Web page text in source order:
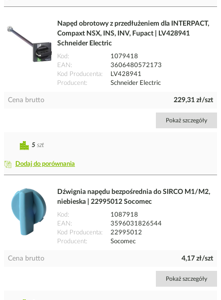
Napęd obrotowy z przedłużeniem dla INTERPACT,
Compaxt NSX, INS, INV, Fupact | LV428941
Schneider Electric
Kod
1079418
EAN
3606480572173
Kod Producenta
LV428941
Producent
Schneider Electric
Cena brutto 229,31 zł/szt
Pokaż szczegóły
Dodaj do porównania
5 szt
Dźwignia napędu bezpośrednia do SIRCO M1/M2,
niebieska | 22995012 Socomec
Kod
1087918
EAN
3596031826544
Kod Producenta
22995012
Producent
Socomec
Cena brutto 4,17 zł/szt
Pokaż szczegóły